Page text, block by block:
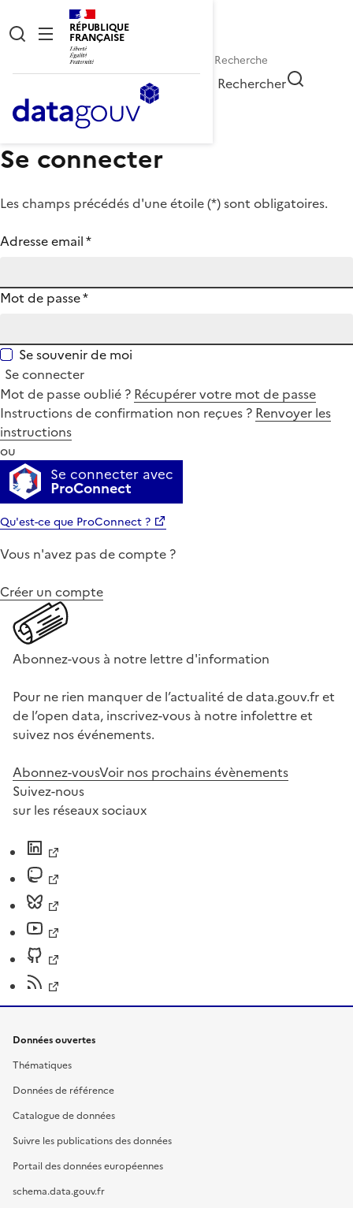
RÉPUBLIQUE
FRANÇAISE
Rechercher
Se connecter
Les champs précédés d'une étoile (*) sont obligatoires.
Adresse email*
Mot de passe*
Se souvenir de moi
Se connecter
Mot de passe oublié ? Récupérer votre mot de passe
Instructions de confirmation non reçues ? Renvoyer les
instructions
ou
Se connecter avec
ProConnect
Qu'est-ce que ProConnect ?
Vous n'avez pas de compte ?
Créer un compte
Abonnez-vous à notre lettre d'information
Pour ne rien manquer de l’actualité de data.gouv.fr et
de l’open data, inscrivez-vous à notre infolettre et
suivez nos événements.
Abonnez-vousVoir nos prochains évènements
Suivez-nous
sur les réseaux sociaux
Données ouvertes
Thématiques
Données de référence
Catalogue de données
Suivre les publications des données
Portail des données européennes
schema.data.gouv.fr